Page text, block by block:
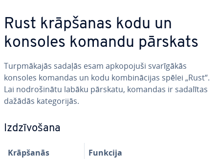
Rust krāpšanas kodu un
konsoles komandu pārskats
Turp­mā­ka­jās sadaļās esam ap­ko­po­ju­ši sva­rī­gā­kās
konsoles komandas un kodu kom­bi­nā­ci­jas spēlei „Rust“.
Lai no­dro­ši­nā­tu labāku pārskatu, komandas ir sadalītas
dažādās ka­te­go­ri­jās.
Iz­dzī­vo­ša­na
Krāpšanās Funkcija